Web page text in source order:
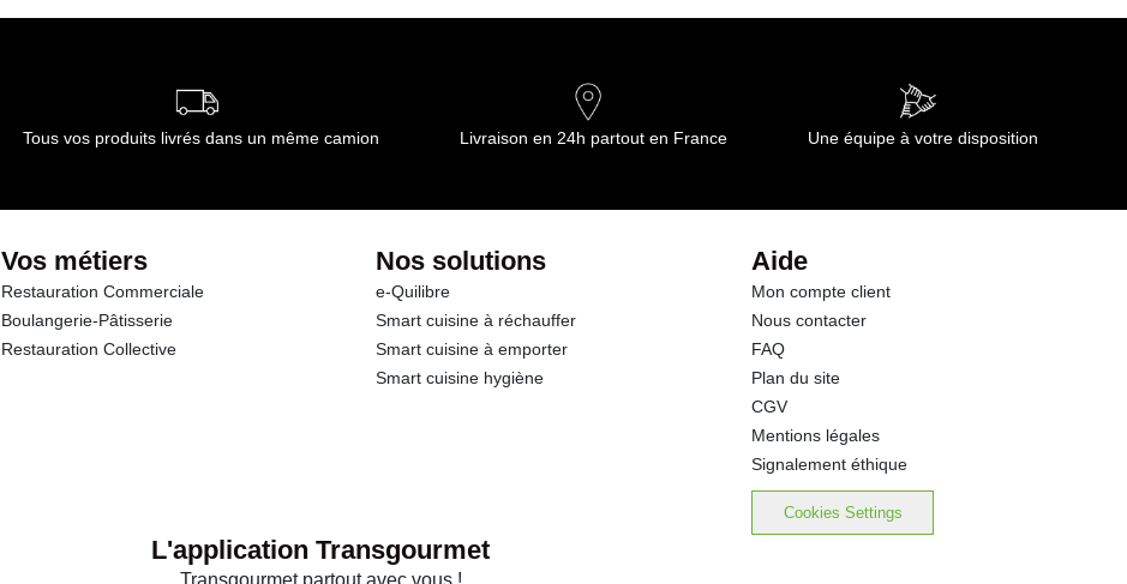
Tous vos produits livrés dans un même camion Livraison en 24h partout en France Une équipe à votre disposition
Vos métiers
Restauration Commerciale
Boulangerie-Pâtisserie
Restauration Collective
Nos solutions
e-Quilibre
Smart cuisine à réchauffer
Smart cuisine à emporter
Smart cuisine hygiène
Aide
Mon compte client
Nous contacter
FAQ
Plan du site
CGV
Mentions légales
Signalement éthique
Cookies Settings
L'application Transgourmet